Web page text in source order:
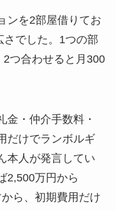
ンを2部屋借りてお
さでした。1つの部
つ合わせると月300
金・仲介手数料・
だけでランボルギ
本人が発言してい
2,500万円から
ら、初期費用だけ